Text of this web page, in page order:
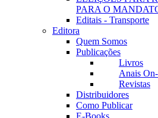
PARA O
Editais - Transporte
Editora
Quem Somos
Publicações
Livros
Anais
Revistas
Distribuidores
Como Publicar